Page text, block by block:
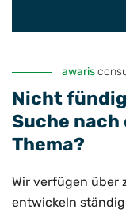
awaris
Nicht
Suche
Thema?
Wir verfügen über
entwickeln